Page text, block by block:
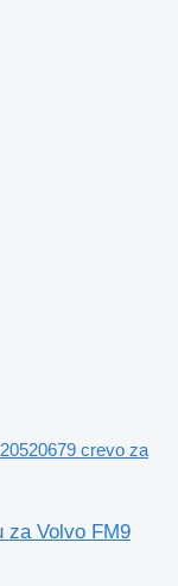
crevo za
za Volvo FM9